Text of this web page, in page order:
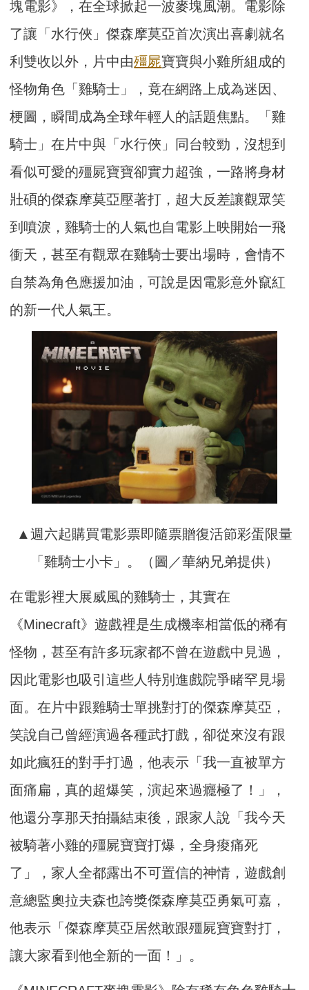
塊電影》，在全球掀起一波麥塊風潮。電影除
了讓「水行俠」傑森摩莫亞首次演出喜劇就名
利雙收以外，片中由殭屍寶寶與小雞所組成的
怪物角色「雞騎士」，竟在網路上成為迷因、
梗圖，瞬間成為全球年輕人的話題焦點。「雞
騎士」在片中與「水行俠」同台較勁，沒想到
看似可愛的殭屍寶寶卻實力超強，一路將身材
壯碩的傑森摩莫亞壓著打，超大反差讓觀眾笑
到噴淚，雞騎士的人氣也自電影上映開始一飛
衝天，甚至有觀眾在雞騎士要出場時，會情不
自禁為角色應援加油，可說是因電影意外竄紅
的新一代人氣王。
▲週六起購買電影票即隨票贈復活節彩蛋限量
「雞騎士小卡」。（圖／華納兄弟提供）
在電影裡大展威風的雞騎士，其實在
《Minecraft》遊戲裡是生成機率相當低的稀有
怪物，甚至有許多玩家都不曾在遊戲中見過，
因此電影也吸引這些人特別進戲院爭睹罕見場
面。在片中跟雞騎士單挑對打的傑森摩莫亞，
笑說自己曾經演過各種武打戲，卻從來沒有跟
如此瘋狂的對手打過，他表示「我一直被單方
面痛扁，真的超爆笑，演起來過癮極了！」，
他還分享那天拍攝結束後，跟家人說「我今天
被騎著小雞的殭屍寶寶打爆，全身痠痛死
了」，家人全都露出不可置信的神情，遊戲創
意總監奧拉夫森也誇獎傑森摩莫亞勇氣可嘉，
他表示「傑森摩莫亞居然敢跟殭屍寶寶對打，
讓大家看到他全新的一面！」。